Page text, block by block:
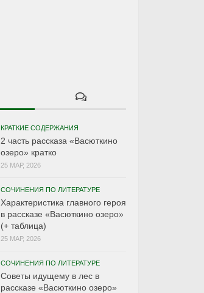
КРАТКИЕ СОДЕРЖАНИЯ
2 часть рассказа «Васюткино
озеро» кратко
25 МАР, 2026
СОЧИНЕНИЯ ПО ЛИТЕРАТУРЕ
Характеристика главного героя
в рассказе «Васюткино озеро»
(+ таблица)
25 МАР, 2026
СОЧИНЕНИЯ ПО ЛИТЕРАТУРЕ
Советы идущему в лес в
рассказе «Васюткино озеро»